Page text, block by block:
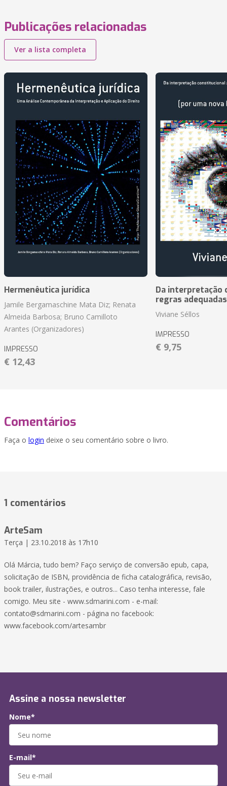
Publicações relacionadas
Ver a lista completa
Hermenêutica jurídica
Jamile Bergamaschine Mata Diz; Renata
Almeida Barbosa; Bruno Camilloto
Arantes (Organizadores)
IMPRESSO
€ 12,43
Da interpretação
regras
Viviane Séllos
IMPRESSO
€ 9,75
Comentários
Faça o login deixe o seu comentário sobre o livro.
1 comentários
ArteSam
Terça | 23.10.2018 às 17h10
Olá Márcia, tudo bem? Faço serviço de conversão epub, capa,
solicitação de ISBN, providência de ficha catalográfica, revisão,
book trailer, ilustrações, e outros... Caso tenha interesse, fale
comigo. Meu site - www.sdmarini.com - e-mail:
contato@sdmarini.com - página no facebook:
www.facebook.com/artesambr
Assine a nossa newsletter
Nome*
E-mail*